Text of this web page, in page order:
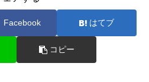
Facebook はてブ
コピー